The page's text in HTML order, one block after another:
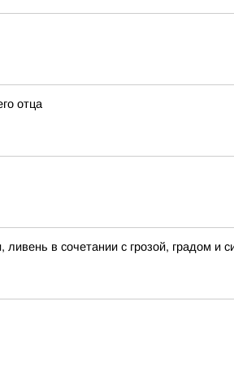
отца
в сочетании с грозой, градом и